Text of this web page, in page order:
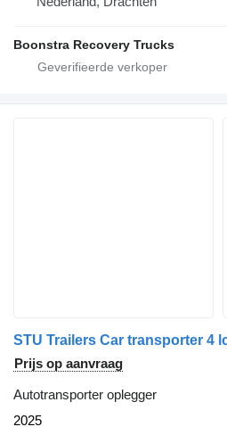
Boonstra Recovery Trucks
STU Trailers Car transporter 4
Prijs op aanvraag
Autotransporter oplegger
2025